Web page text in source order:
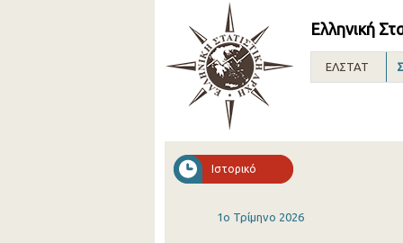
Ελληνική
ΕΛΣΤΑΤ
Ιστορικό
1o Τρίμηνο 2026